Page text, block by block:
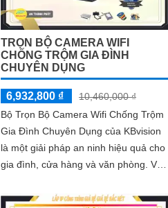
TRỌN BỘ CAMERA WIFI
CHỐNG TRỘM GIA ĐÌNH
CHUYÊN DỤNG
6,932,800 ₫
10,460,000 ₫
Bộ Trọn Bộ Camera Wifi Chống Trộm
Gia Đình Chuyên Dụng của KBvision
là một giải pháp an ninh hiệu quả cho
gia đình, cửa hàng và văn phòng. Với